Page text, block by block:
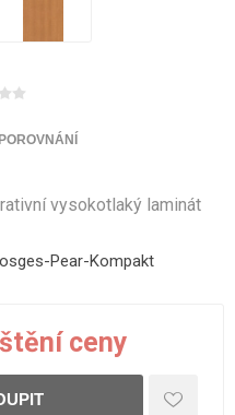
vysokotlaký laminát
Pear-Kompakt
ceny